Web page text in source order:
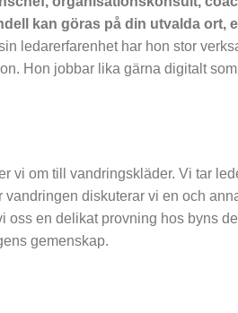
kan göras på din utvalda ort,
ledarerfarenhet har hon stor
Hon jobbar lika gärna digitalt
vi om till vandringskläder. Vi tar
diskuterar vi en och
en delikat provning hos byns
gemenskap.